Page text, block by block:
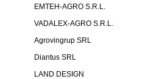
EMTEH-AGRO S.R.L.
VADALEX-AGRO S.R.L.
Agrovingrup SRL
Diantus SRL
LAND DESIGN